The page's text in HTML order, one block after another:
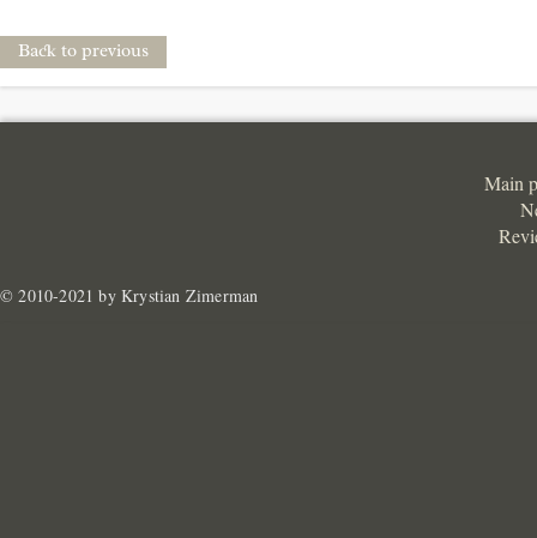
Back to previous
Main
© 2010-2021 by Krystian Zimerman